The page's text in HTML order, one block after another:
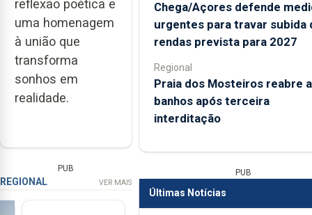
reflexão poética e
uma homenagem
à união que
transforma
sonhos em
realidade.
PUB
REGIONAL VER MAIS
Chega/Açores defende
urgentes para travar subida
rendas prevista para 2027
Regional
Praia dos Mosteiros reabre a
banhos após terceira
interditação
PUB
Últimas Notícias